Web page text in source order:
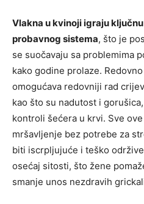
Vlakna u kvinoji igraju
probavnog sistema, što je
se suočavaju sa problemima
kako godine prolaze.
omogućava redovniji rad
kao što su nadutost i
kontroli šećera u krvi. Sve
mršavljenje bez potrebe za
biti iscrpljujuće i teško
osećaj sitosti, što žene
smanje unos nezdravih